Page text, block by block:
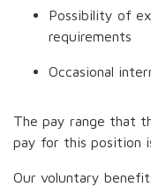
Possibility of
requirements
Occasional
The pay range that
pay for this position
Our voluntary